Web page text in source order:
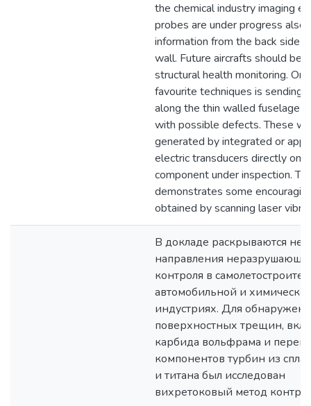
the chemical industry imaging
probes are under progress also
information from the back side
wall. Future aircrafts should be
structural health monitoring.
favourite techniques is sending
along the thin walled fuselage
with possible defects. These
generated by integrated or
electric transducers directly on
component under inspection.
demonstrates some
obtained by scanning laser
В докладе раскрываются
направления
контроля в
автомобильной и
индустриях. Для
поверхностных трещин,
карбида вольфрама и
компонентов турбин из
и титана был исследован
вихретоковый метод